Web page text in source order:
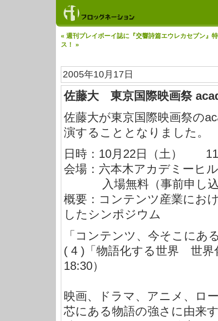
« 週刊プレイボーイ誌に『交響詩篇エウレカセブン』
ス！ »
2005年10月17日
佐藤大 東京国際映画祭
佐藤大が東京国際映画祭の
演することとなりました。
日時：10月22日（土） 11
会場：六本木アカデミーヒ
入場無料（事前申し込
概要：コンテンツ産業にお
したシンポジウム
「コンテンツ、今そこにあ
( 4 )「物語化する世界 世界
18:30）
映画、ドラマ、アニメ、ロ
芯にある物語の強さに由来